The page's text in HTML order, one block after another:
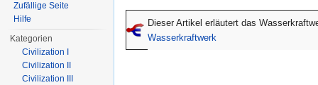
Dieser Artikel erläutert das
Wasserkraftwerk
Zufällige Seite
Hilfe
Kategorien
Civilization I
Civilization II
Civilization III